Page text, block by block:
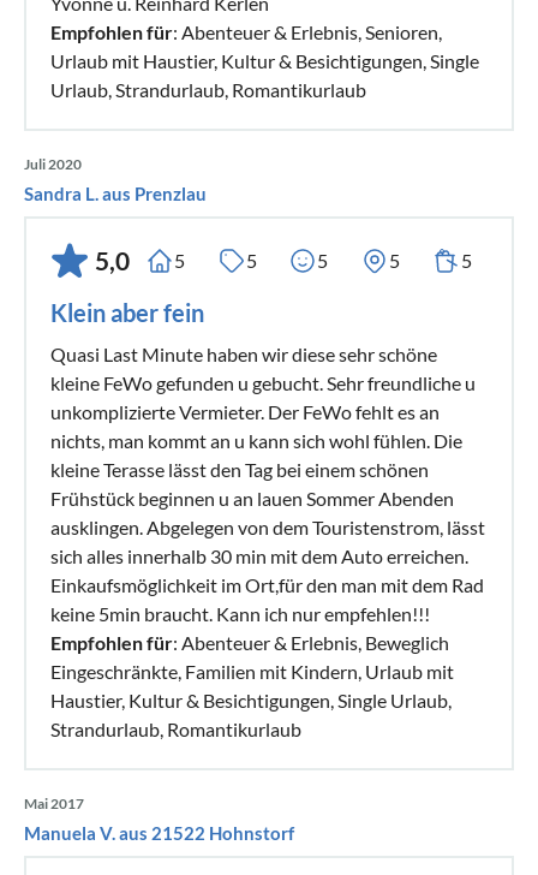
Empfohlen für: Abenteuer & Erlebnis, Senioren,
Urlaub mit Haustier, Kultur & Besichtigungen, Single
Urlaub, Strandurlaub, Romantikurlaub
Juli 2020
Sandra L. aus Prenzlau
5,0 5 5 5 5 5
Klein aber fein
Quasi Last Minute haben wir diese sehr schöne
kleine FeWo gefunden u gebucht. Sehr freundliche u
unkomplizierte Vermieter. Der FeWo fehlt es an
nichts, man kommt an u kann sich wohl fühlen. Die
kleine Terasse lässt den Tag bei einem schönen
Frühstück beginnen u an lauen Sommer Abenden
ausklingen. Abgelegen von dem Touristenstrom, lässt
sich alles innerhalb 30 min mit dem Auto erreichen.
Einkaufsmöglichkeit im Ort,für den man mit dem Rad
keine 5min braucht. Kann ich nur empfehlen!!!
Empfohlen für: Abenteuer & Erlebnis, Beweglich
Eingeschränkte, Familien mit Kindern, Urlaub mit
Haustier, Kultur & Besichtigungen, Single Urlaub,
Strandurlaub, Romantikurlaub
Mai 2017
Manuela V. aus 21522 Hohnstorf